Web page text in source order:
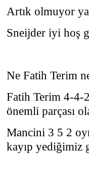
Artık olmuyor
Sneijder iyi hoş
Ne Fatih Terim
Fatih Terim 4-4-
önemli parçası
Mancini 3 5 2
kayıp yediğimiz